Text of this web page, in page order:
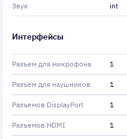
Звук int
Интерфейсы
Разъем для микрофона 1
Разъем для наушников 1
Разъемов DisplayPort 1
Разъемов HDMI 1